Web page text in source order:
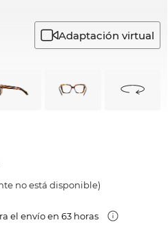
Adaptación virtual
no está disponible)
el envío en 63 horas